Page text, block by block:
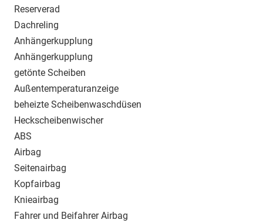
Reserverad
Dachreling
Anhängerkupplung
Anhängerkupplung
getönte Scheiben
Außentemperaturanzeige
beheizte Scheibenwaschdüsen
Heckscheibenwischer
ABS
Airbag
Seitenairbag
Kopfairbag
Knieairbag
Fahrer und Beifahrer Airbag